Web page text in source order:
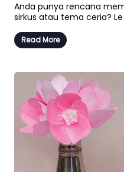
Anda punya rencana
sirkus atau tema ceria?
Read More